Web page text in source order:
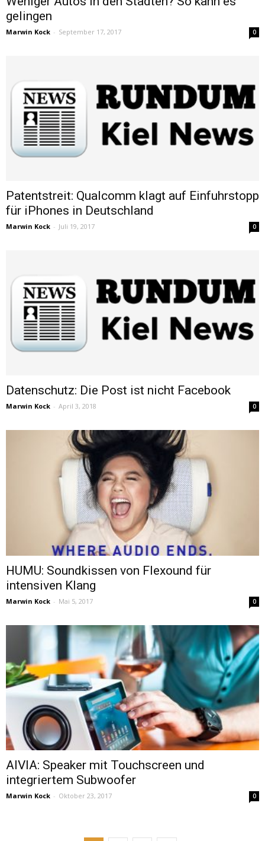
gelingen
Marwin Kock - September 17, 2017 0
Patentstreit: Qualcomm klagt auf Einfuhrstopp
für iPhones in Deutschland
Marwin Kock - Juli 19, 2017 0
Datenschutz: Die Post ist nicht Facebook
Marwin Kock - April 3, 2018 0
HUMU: Soundkissen von Flexound für
intensiven Klang
Marwin Kock - Mai 5, 2017 0
AIVIA: Speaker mit Touchscreen und
integriertem Subwoofer
Marwin Kock - Oktober 23, 2017 0